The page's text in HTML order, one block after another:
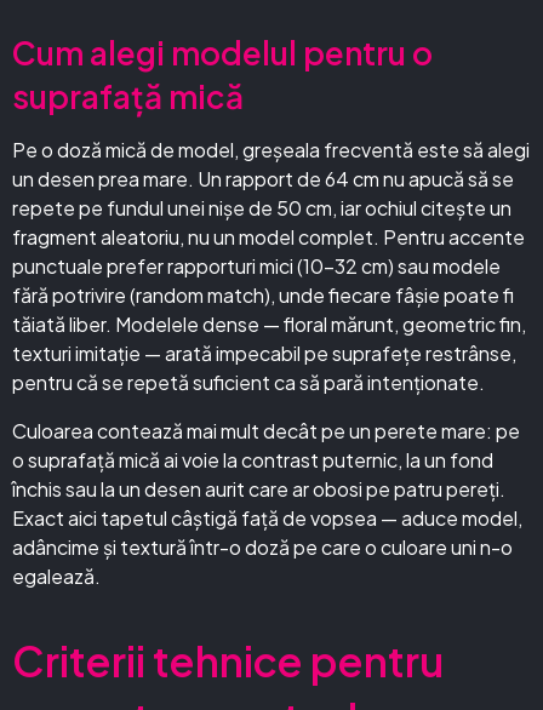
Cum alegi modelul pentru o
suprafață mică
Pe o doză mică de model, greșeala frecventă este să alegi
un desen prea mare. Un rapport de 64 cm nu apucă să se
repete pe fundul unei nișe de 50 cm, iar ochiul citește un
fragment aleatoriu, nu un model complet. Pentru accente
punctuale prefer rapporturi mici (10–32 cm) sau modele
fără potrivire (random match), unde fiecare fâșie poate fi
tăiată liber. Modelele dense — floral mărunt, geometric fin,
texturi imitație — arată impecabil pe suprafețe restrânse,
pentru că se repetă suficient ca să pară intenționate.
Culoarea contează mai mult decât pe un perete mare: pe
o suprafață mică ai voie la contrast puternic, la un fond
închis sau la un desen aurit care ar obosi pe patru pereți.
Exact aici tapetul câștigă față de vopsea — aduce model,
adâncime și textură într-o doză pe care o culoare uni n-o
egalează.
Criterii tehnice pentru